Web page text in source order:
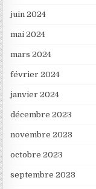
juin 2024
mai 2024
mars 2024
février 2024
janvier 2024
décembre 2023
novembre 2023
octobre 2023
septembre 2023